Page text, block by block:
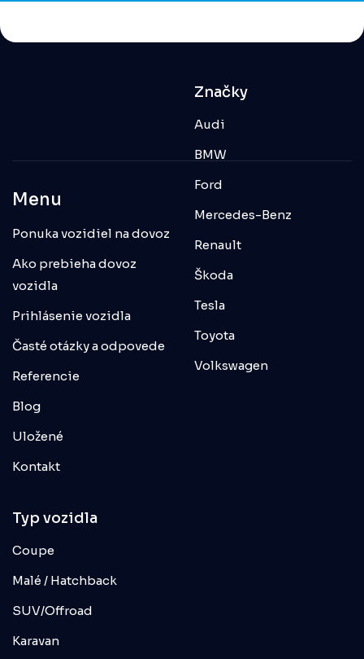
Menu
Ponuka vozidiel na dovoz
Ako prebieha dovoz
vozidla
Prihlásenie vozidla
Časté otázky a odpovede
Referencie
Blog
Uložené
Kontakt
Značky
Audi
BMW
Ford
Mercedes-Benz
Renault
Škoda
Tesla
Toyota
Volkswagen
Typ vozidla
Coupe
Malé / Hatchback
SUV/Offroad
Karavan